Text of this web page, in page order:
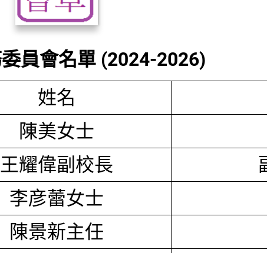
員會名單 (2024-2026)
姓名
陳美女士
王耀偉副校長
李彦蕾女士
陳景新主任